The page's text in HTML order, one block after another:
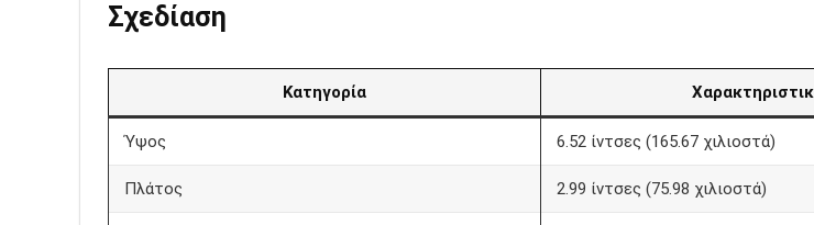
Σχεδίαση
Κατηγορία
Ύψος 6.52 ίντσες (165.67 χιλιοστά)
Πλάτος 2.99 ίντσες (75.98 χιλιοστά)